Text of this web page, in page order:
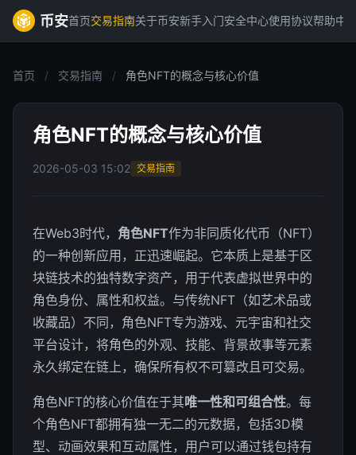
币安首页交易指南关于币安新手入门安全中心使用协议帮助中
首页 / 交易指南 / 角色NFT的概念与核心价值
角色NFT的概念与核心价值
2026-05-03 15:02 交易指南
在Web3时代， 角色NFT作为非同质化代币（NFT）
的一种创新应用，正迅速崛起。它本质上是基于区
块链技术的独特数字资产，用于代表虚拟世界中的
角色身份、属性和权益。与传统NFT（如艺术品或
收藏品）不同，角色NFT专为游戏、元宇宙和社交
平台设计，将角色的外观、技能、背景故事等元素
永久绑定在链上，确保所有权不可篡改且可交易。
角色NFT的核心价值在于其唯一性和可组合性。每
个角色NFT都拥有独一无二的元数据，包括3D模
型、动画效果和互动属性，用户可以通过钱包持有